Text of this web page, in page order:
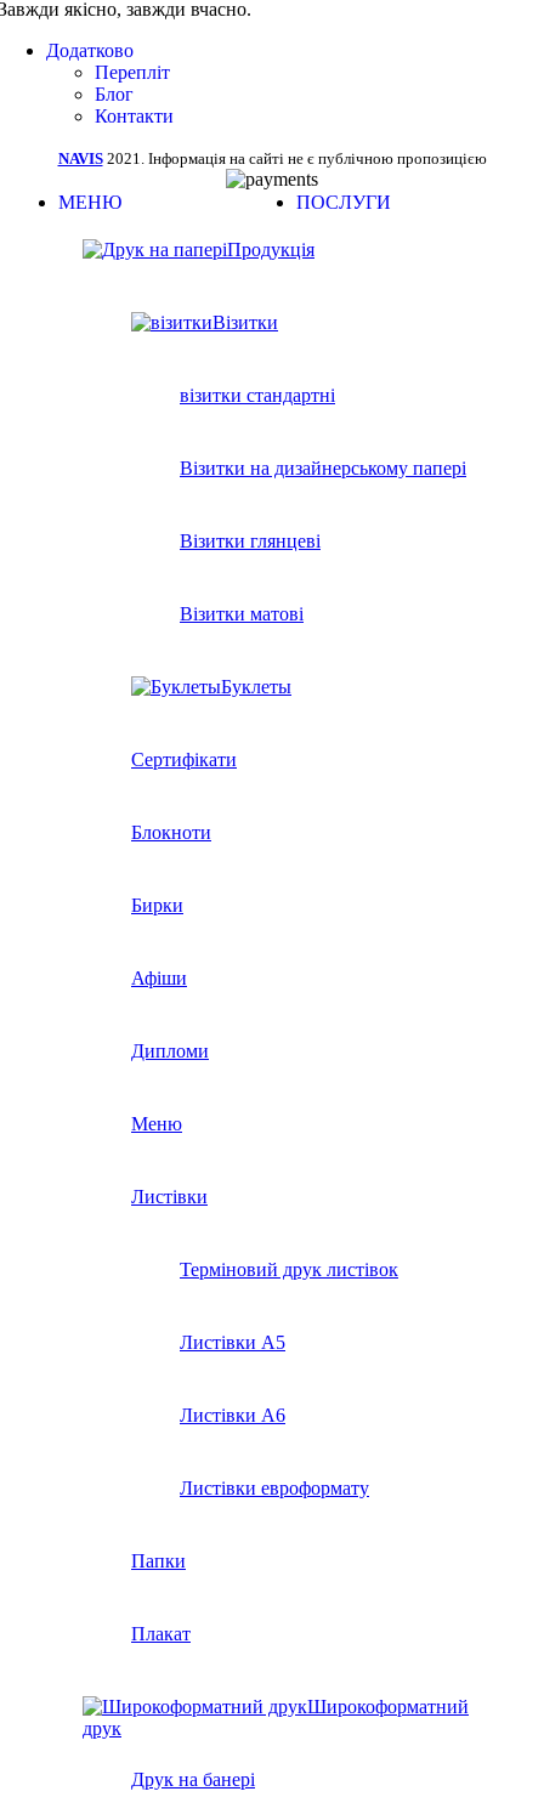
якісно, завжди вчасно.
Додатково
Перепліт
Блог
Контакти
NAVIS 2021. Інформація на сайті не є публічною пропозицією
МЕНЮ ПОСЛУГИ
Продукція
Візитки
візитки стандартні
Візитки на дизайнерському папері
Візитки глянцеві
Візитки матові
Буклеты
Сертифікати
Блокноти
Бирки
Афіши
Дипломи
Меню
Листівки
Терміновий друк листівок
Листівки А5
Листівки А6
Листівки евроформату
Папки
Плакат
Широкоформатний
друк
Друк на банері